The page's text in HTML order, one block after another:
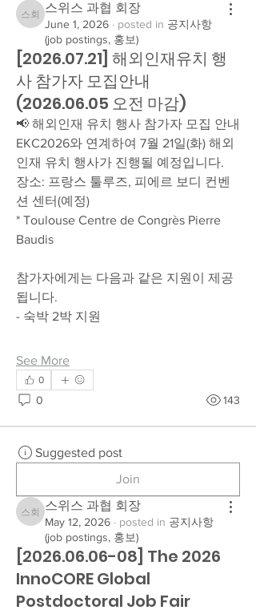
스위스 과협 회장
스위스 과협 회장
June 1, 2026 · posted in 공지사항
(job postings, 홍보)
[2026.07.21] 해외인재유치 행
사 참가자 모집안내
(2026.06.05 오전 마감)
📢 해외인재 유치 행사 참가자 모집 안내
EKC2026와 연계하여 7월 21일(화) 해외
인재 유치 행사가 진행될 예정입니다.
장소: 프랑스 툴루즈, 피에르 보디 컨벤
션 센터(예정)
* Toulouse Centre de Congrès Pierre
Baudis
참가자에게는 다음과 같은 지원이 제공
됩니다.
- 숙박 2박 지원
See More
0
0 143
Suggested post
Join
스위스 과협 회장
스위스 과협 회장
May 12, 2026 · posted in 공지사항
(job postings, 홍보)
[2026.06.06-08] The 2026
InnoCORE Global
Postdoctoral Job Fair